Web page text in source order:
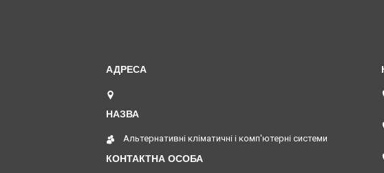
Альтернативні кліматичні і комп'ютерні системи